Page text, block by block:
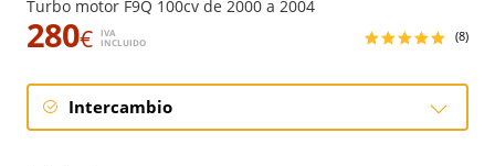
Turbo motor F9Q 100cv de 2000 a 2004
280€
IVA
INCLUIDO
(8)
Intercambio